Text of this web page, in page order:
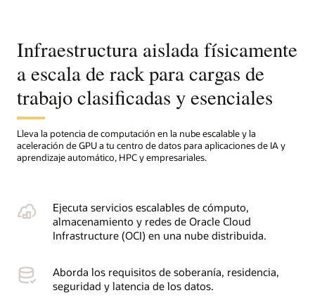
Infraestructura aislada físicamente
a escala de rack para cargas de
trabajo clasificadas y esenciales
Lleva la potencia de computación en la nube escalable y la
aceleración de GPU a tu centro de datos para aplicaciones de IA y
aprendizaje automático, HPC y empresariales.
Ejecuta servicios escalables de cómputo,
almacenamiento y redes de Oracle Cloud
Infrastructure (OCI) en una nube distribuida.
Aborda los requisitos de soberanía, residencia,
seguridad y latencia de los datos.